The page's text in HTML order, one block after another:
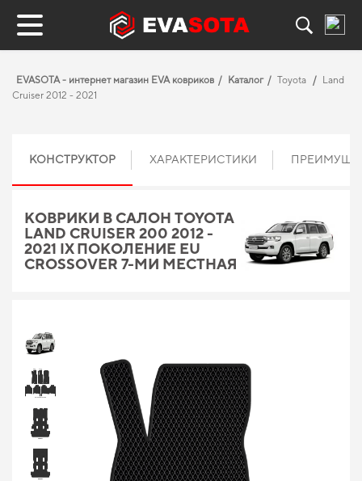
EVASOTA - интернет магазин EVA ковриков Каталог Toyota
Land
Cruiser 2012 - 2021
КОНСТРУКТОР ХАРАКТЕРИСТИКИ
КОВРИКИ В САЛОН TOYOTA
LAND CRUISER 200 2012 -
2021 IX ПОКОЛЕНИЕ EU
CROSSOVER 7-МИ МЕСТНАЯ